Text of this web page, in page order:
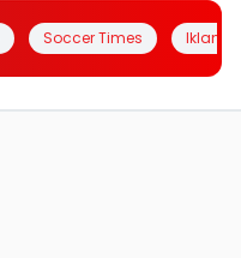
Soccer Times Iklanin